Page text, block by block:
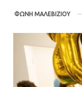
ΦΩΝΗ ΜΑΛΕΒΙΖΙΟΥ